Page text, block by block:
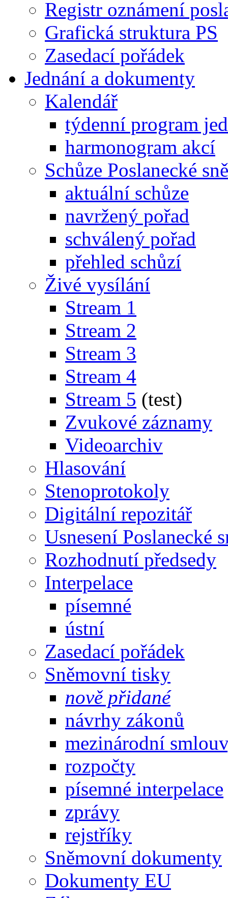
Registr oznámení
Grafická struktura PS
Zasedací pořádek
Jednání a dokumenty
Kalendář
týdenní program
harmonogram akcí
Schůze Poslanecké
aktuální schůze
navržený pořad
schválený pořad
přehled schůzí
Živé vysílání
Stream 1
Stream 2
Stream 3
Stream 4
Stream 5 (test)
Zvukové záznamy
Videoarchiv
Hlasování
Stenoprotokoly
Digitální repozitář
Usnesení Poslanecké
Rozhodnutí předsedy
Interpelace
písemné
ústní
Zasedací pořádek
Sněmovní tisky
nově přidané
návrhy zákonů
mezinárodní
rozpočty
písemné interpelace
zprávy
rejstříky
Sněmovní dokumenty
Dokumenty EU